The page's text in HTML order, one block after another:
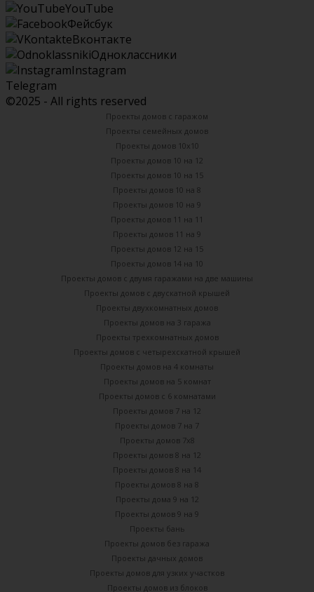
YouTube
Фейсбук
Вконтакте
Одноклассники
Instagram
Telegram
©2025 - All rights reserved
Проекты домов с гаражом
Проекты семейных домов
Проекты домов 10х10
Проекты домов 10 на 12
Проекты домов 10 на 15
Проекты домов 10 на 8
Проекты домов 10 на 9
Проекты домов 11 на 11
Проекты домов 11 на 9
Проекты домов 12 на 15
Проекты домов 14 на 10
Проекты домов с двумя гаражами на две машины
Проекты домов с двускатной крышей
Проекты двухкомнатных домов
Проекты домов на 3 гаража
Проекты трехкомнатных домов
Проекты домов с четырехскатной крышей
Проекты домов на 4 комнаты
Проекты домов на 5 комнат
Проекты домов с 6 комнатами
Проекты домов 7 на 12
Проекты домов 7 на 7
Проекты домов 7х8
Проекты домов 8 на 12
Проекты домов 8 на 14
Проекты домов 8 на 8
Проекты дома 9 на 12
Проекты домов 9 на 9
Проекты бань
Проекты домов без гаража
Проекты дачных домов
Проекты домов для узких участков
Проекты домов из блоков